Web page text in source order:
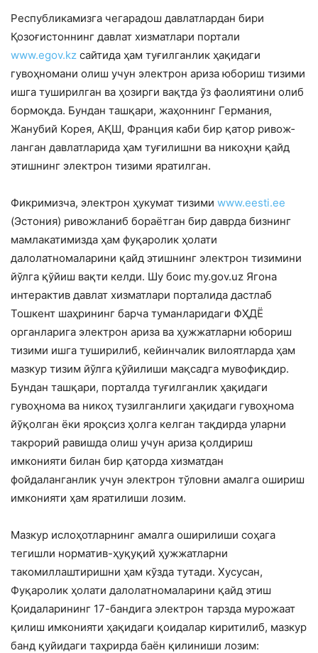
Республикамизга чегарадош давлатлар­дан бири
Қозоғистоннинг давлат хизмат­лари портали
www.egov.kz сайтида ҳам туғилганлик ҳақидаги
гувоҳномани олиш учун электрон ариза юбориш тизими
ишга туширилган ва ҳозирги вақтда ўз фаоли­ятини олиб
бормоқда. Бундан ташқари, жаҳоннинг Германия,
Жанубий Корея, АҚШ, Франция каби бир қатор ривож­
ланган давлатларида ҳам туғилишни ва никоҳни қайд
этишнинг электрон тизими яратилган.
Фикримизча, электрон ҳукумат тизими www.eesti.ee
(Эстония) ривожланиб бораётган бир даврда бизнинг
мамлакатимизда ҳам фуқаролик ҳолати
далолатномаларини қайд этишнинг электрон тизимини
йўлга қўйиш вақти келди. Шу боис my.gov.uz Ягона
интерак­тив давлат хизматлари порталида дастлаб
Тошкент шаҳрининг барча туманлари­даги ФҲДЁ
органларига электрон ариза ва ҳужжатларни юбориш
тизими ишга туширилиб, кейинчалик вилоятларда ҳам
мазкур тизим йўлга қўйилиши мақсадга мувофиқдир.
Бундан ташқари, портал­да туғилганлик ҳақидаги
гувоҳнома ва никоҳ тузилганлиги ҳақидаги гувоҳнома
йўқолган ёки яроқсиз ҳолга келган тақдирда уларни
такрорий равишда олиш учун ариза қолдириш
имконияти билан бир қаторда хизматдан
фойдаланганлик учун электрон тўловни амалга ошириш
имконияти ҳам яратилиши лозим.
Мазкур ислоҳотларнинг амалга ошири­лиши соҳага
тегишли норматив-ҳуқуқий ҳужжатларни
такомиллаштиришни ҳам кўзда тутади. Хусусан,
Фуқаролик ҳолати далолатномаларини қайд этиш
Қоидаларининг 17-бандига электрон тарз­да мурожаат
қилиш имконияти ҳақидаги қоидалар киритилиб, мазкур
банд қуйидаги таҳрирда баён қилиниши лозим: